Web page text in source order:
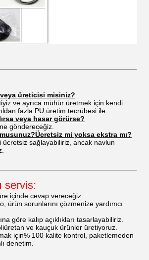
üreticisi misiniz?
ve ayrıca mühür üretmek için kendi
fazla PU üretim tecrübesi ile.
veya hasar görürse?
göndereceğiz.
mi yoksa ekstra mı?
ücretsiz sağlayabiliriz, ancak navlun
servis:
içinde cevap vereceğiz.
ürün sorunlarını çözmenize yardımcı
göre kalıp açıklıkları tasarlayabiliriz.
ve kauçuk ürünler üretiyoruz.
için% 100 kalite kontrol, paketlemeden
denetim.